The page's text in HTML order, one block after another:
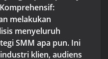
melakukan
menyeluruh
SMM apa pun. Ini
klien, audiens